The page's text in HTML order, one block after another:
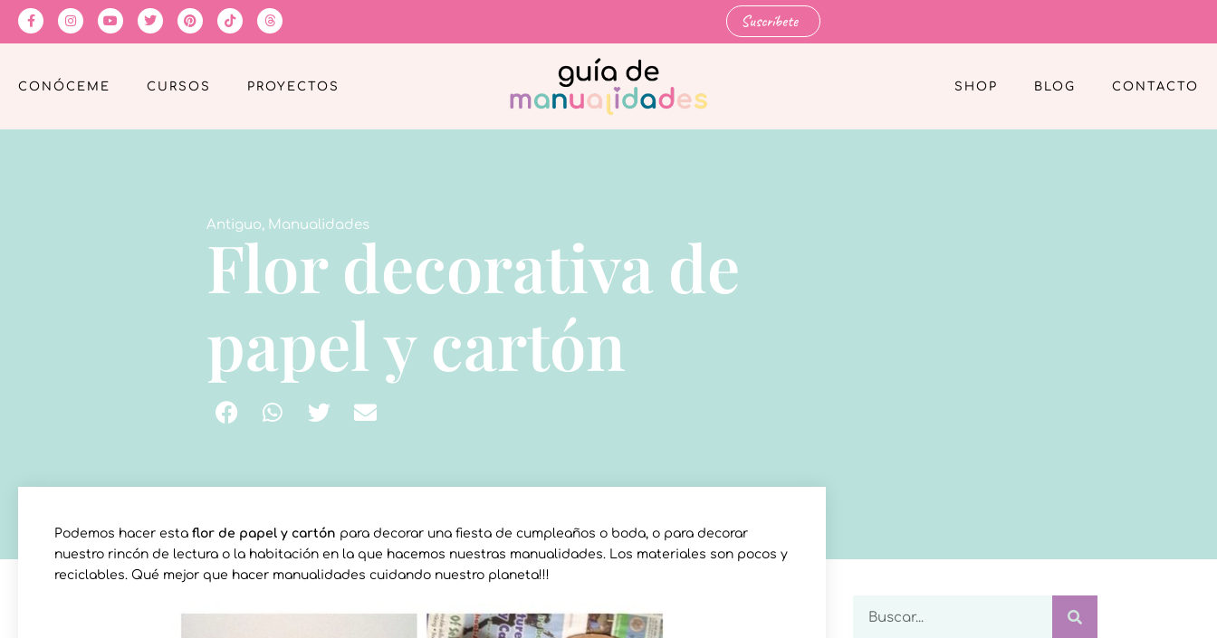
Suscríbete
CONÓCEME CURSOS PROYECTOS SHOP BLOG CONTACTO
Antiguo, Manualidades
Flor decorativa de
papel y cartón
Podemos hacer esta flor de papel y cartón para decorar una fiesta de cumpleaños o boda, o para decorar
nuestro rincón de lectura o la habitación en la que hacemos nuestras manualidades. Los materiales son pocos y
reciclables. Qué mejor que hacer manualidades cuidando nuestro planeta!!!